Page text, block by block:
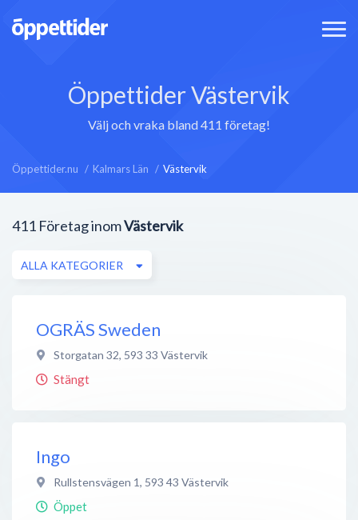
Öppettider Västervik
Välj och vraka bland 411 företag!
Öppettider.nu Kalmars Län Västervik
411 Företag inomVästervik
ALLA KATEGORIER
OGRÄS Sweden
Storgatan 32, 593 33 Västervik
Stängt
Ingo
Rullstensvägen 1, 593 43 Västervik
Öppet